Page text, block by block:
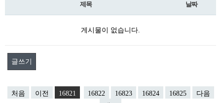
제목 날짜
게시물이 없습니다.
글쓰기
처음 이전 16821 16822 16823 16824 16825
다음